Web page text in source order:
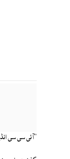
''آئی سی سی